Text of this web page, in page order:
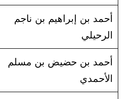
أحمد بن إبراهيم بن ناجم
الرحيلي
أحمد بن حضيض بن مسلم
الأحمدي